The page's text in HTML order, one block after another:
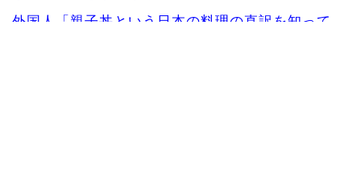
外国人「親子丼という日本の料理の直訳を知って